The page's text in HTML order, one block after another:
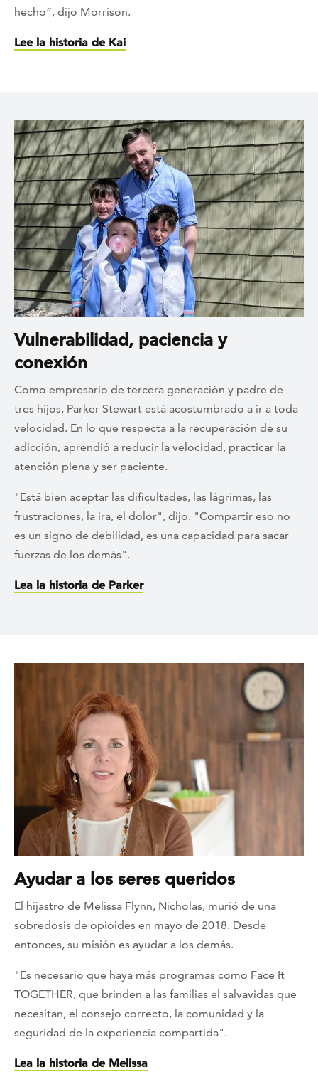
hecho”, dijo Morrison.
Lee la historia de Kai
Vulnerabilidad, paciencia y
conexión
Como empresario de tercera generación y padre de
tres hijos, Parker Stewart está acostumbrado a ir a toda
velocidad. En lo que respecta a la recuperación de su
adicción, aprendió a reducir la velocidad, practicar la
atención plena y ser paciente.
"Está bien aceptar las dificultades, las lágrimas, las
frustraciones, la ira, el dolor", dijo. "Compartir eso no
es un signo de debilidad, es una capacidad para sacar
fuerzas de los demás".
Lea la historia de Parker
Ayudar a los seres queridos
El hijastro de Melissa Flynn, Nicholas, murió de una
sobredosis de opioides en mayo de 2018. Desde
entonces, su misión es ayudar a los demás.
"Es necesario que haya más programas como Face It
TOGETHER, que brinden a las familias el salvavidas que
necesitan, el consejo correcto, la comunidad y la
seguridad de la experiencia compartida".
Lea la historia de Melissa